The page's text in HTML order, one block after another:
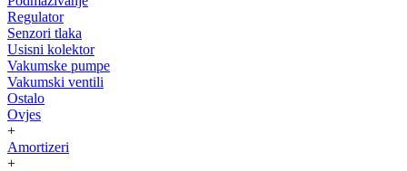
Regulator
Senzori tlaka
Usisni kolektor
Vakumske pumpe
Vakumski ventili
Ostalo
Ovjes
+
Amortizeri
+